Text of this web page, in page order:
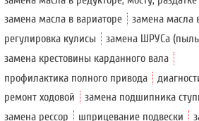
замена масла в вариаторе
замена масла
регулировка кулисы
замена ШРУСа
замена крестовины карданного вала
профилактика полного привода
ремонт ходовой
замена подшипника
замена рессор
шприцевание подвески